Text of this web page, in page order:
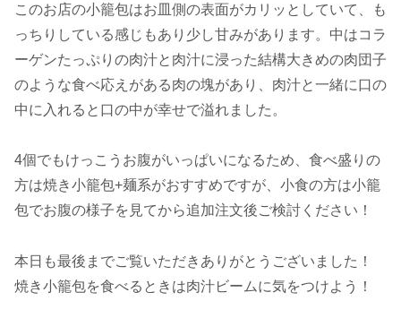
このお店の小籠包はお皿側の表面がカリッとしていて、も
っちりしている感じもあり少し甘みがあります。中はコラ
ーゲンたっぷりの肉汁と肉汁に浸った結構大きめの肉団子
のような食べ応えがある肉の塊があり、肉汁と一緒に口の
中に入れると口の中が幸せで溢れました。
4個でもけっこうお腹がいっぱいになるため、食べ盛りの
方は焼き小籠包+麺系がおすすめですが、小食の方は小籠
包でお腹の様子を見てから追加注文後ご検討ください！
本日も最後までご覧いただきありがとうございました！
焼き小籠包を食べるときは肉汁ビームに気をつけよう！